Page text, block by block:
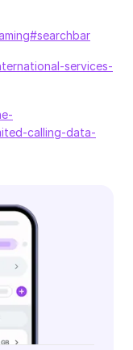
services-
calling-data-